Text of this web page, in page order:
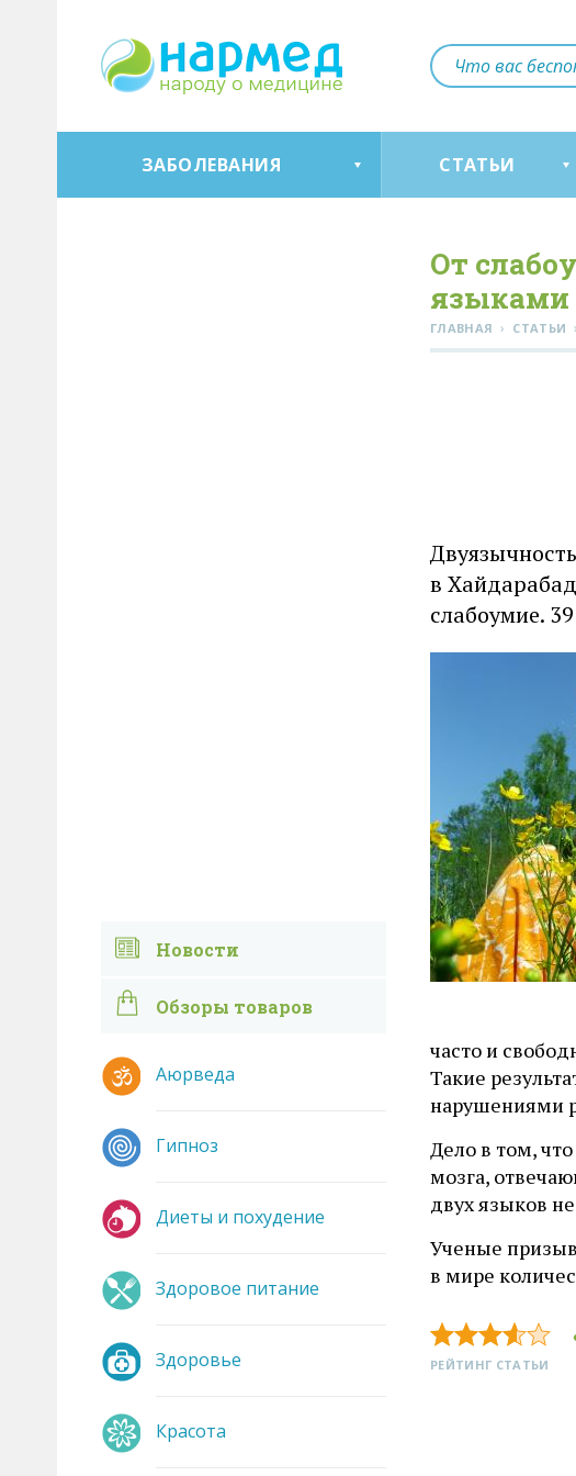
ЗАБОЛЕВАНИЯ СТАТЬИ
От
языками
ГЛАВНАЯ › СТАТЬИ ›
в
слабоумие.
часто и
Такие
нарушениями
Дело в том,
мозга,
двух языков
Ученые
в мире
РЕЙТИНГ СТАТЬИ
Новости
Обзоры товаров
Аюрведа
Гипноз
Диеты и похудение
Здоровое питание
Здоровье
Красота